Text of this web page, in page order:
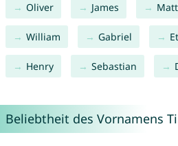
Oliver James
William Gabriel
Henry Sebastian
Beliebtheit des Vornamens